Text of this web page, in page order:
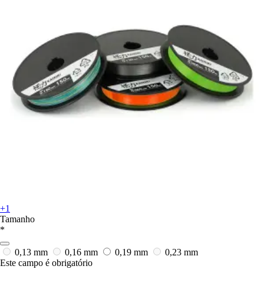
+1
Tamanho
*
0,13 mm 0,16 mm 0,19 mm
0,23 mm
Este campo é obrigatório